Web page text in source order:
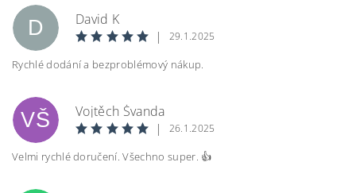
Vložením hodnocení souhlasíte s
ochrany osobních údajů
BEZPEČNOSTNÍ KONTROLA
Opište text z obrázku
D
David K
|
29.1.2025
Rychlé dodání a bezproblémový nákup.
VŠ
Vojtěch Švanda
|
26.1.2025
Velmi rychlé doručení. Všechno super. 👍